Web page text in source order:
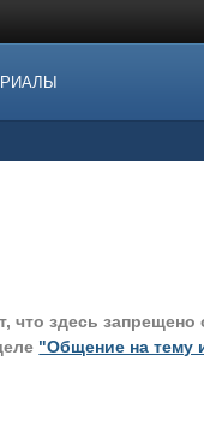
здесь
"Общение на тему